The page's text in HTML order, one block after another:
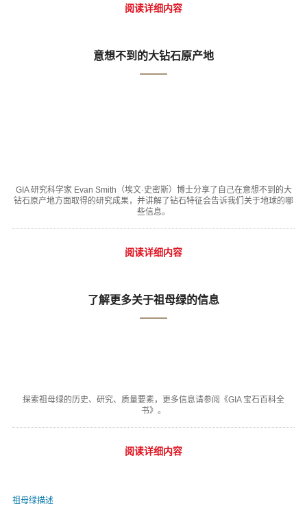
阅读详细内容
意想不到的大钻石原产地
GIA 研究科学家 Evan Smith（埃文·史密斯）博士分享了自己在意想不到的大
钻石原产地方面取得的研究成果，并讲解了钻石特征会告诉我们关于地球的哪
些信息。
阅读详细内容
了解更多关于祖母绿的信息
探索祖母绿的历史、研究、质量要素，更多信息请参阅《GIA 宝石百科全
书》。
阅读详细内容
祖母绿描述